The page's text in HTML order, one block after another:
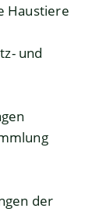
Haustiere
und
der